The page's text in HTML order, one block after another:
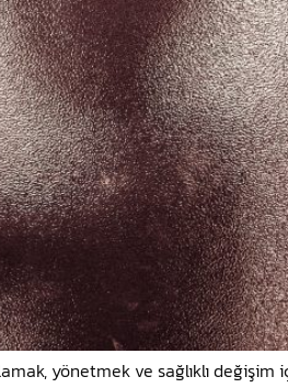
yönetmek ve sağlıklı